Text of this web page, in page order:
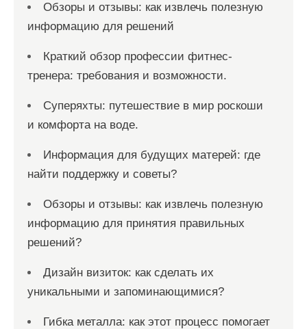
Обзоры и отзывы: как извлечь полезную
информацию для решений
Краткий обзор профессии фитнес-
тренера: требования и возможности.
Суперяхты: путешествие в мир роскоши
и комфорта на воде.
Информация для будущих матерей: где
найти поддержку и советы?
Обзоры и отзывы: как извлечь полезную
информацию для принятия правильных
решений?
Дизайн визиток: как сделать их
уникальными и запоминающимися?
Гибка металла: как этот процесс помогает